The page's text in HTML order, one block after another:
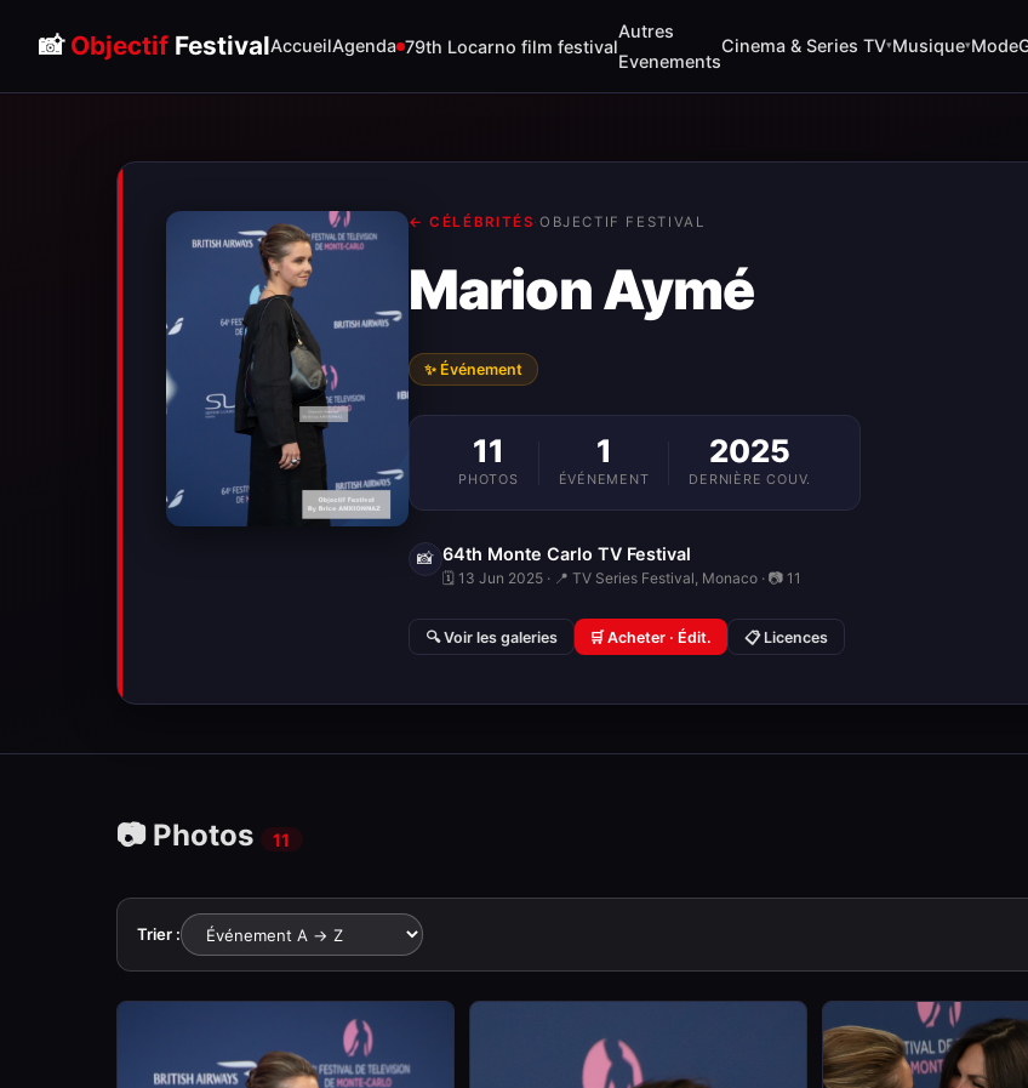
📸 Objectif FestivalAccueilAgenda 79th Locarno film festival
Autres
Evenements
Cinema & Series TV▾Musique▾Mode
← CÉLÉBRITÉS· OBJECTIF FESTIVAL
Marion Aymé
✨ Événement
11
PHOTOS
1
ÉVÉNEMENT
2025
DERNIÈRE COUV.
📸 64th Monte Carlo TV Festival
🗓 13 Jun 2025 · 📍 TV Series Festival, Monaco · 📷 11
🔍 Voir les galeries 🛒 Acheter · Édit. 📋 Licences
📷 Photos 11
Trier :